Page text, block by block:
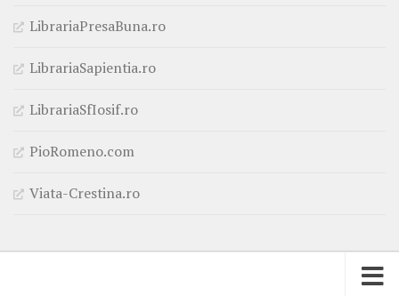
LibrariaPresaBuna.ro
LibrariaSapientia.ro
LibrariaSfIosif.ro
PioRomeno.com
Viata-Crestina.ro